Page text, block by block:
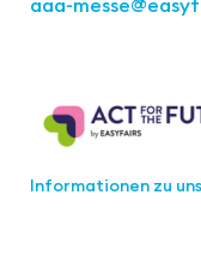
Informationen zu